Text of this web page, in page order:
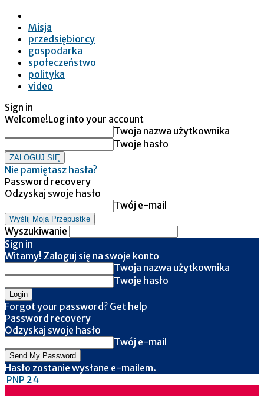
Misja
przedsiębiorcy
gospodarka
społeczeństwo
polityka
video
Sign in
Welcome!Log into your account
Twoja nazwa użytkownika
Twoje hasło
Nie pamiętasz hasła?
Password recovery
Odzyskaj swoje hasło
Twój e-mail
Wyszukiwanie
Sign in
Witamy! Zaloguj się na swoje konto
Twoja nazwa użytkownika
Twoje hasło
Forgot your password? Get help
Password recovery
Odzyskaj swoje hasło
Twój e-mail
Hasło zostanie wysłane e-mailem.
PNP 24